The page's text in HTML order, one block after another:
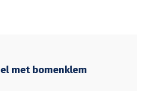
met bomenklem